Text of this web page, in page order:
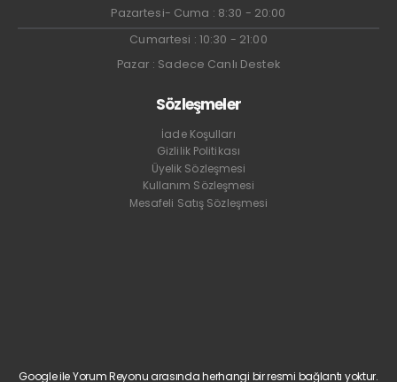
Pazartesi- Cuma : 8:30 - 20:00
Cumartesi : 10:30 - 21:00
Pazar : Sadece Canlı Destek
Sözleşmeler
İade Koşulları
Gizlilik Politikası
Üyelik Sözleşmesi
Kullanım Sözleşmesi
Mesafeli Satış Sözleşmesi
Google ile Yorum Reyonu arasında herhangi bir resmi bağlantı yoktur.